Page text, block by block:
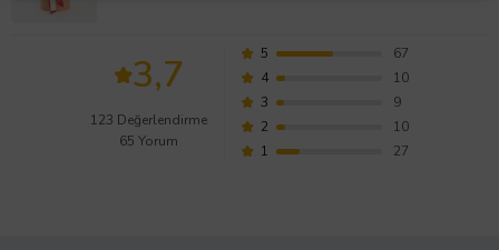
3,7
123 Değerlendirme
65 Yorum
5
67
4
10
3
9
2
10
1
27